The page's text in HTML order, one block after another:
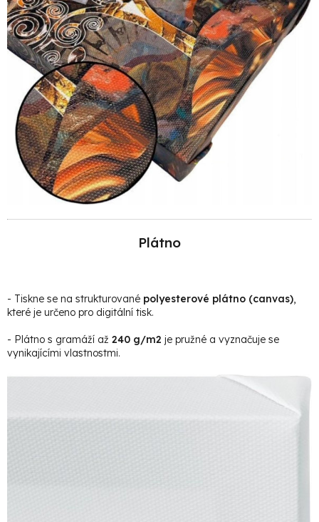
Plátno
- Tiskne se na strukturované polyesterové plátno (canvas)
které je určeno pro digitální tisk.
- Plátno s gramáží až 240 g/m2 je pružné a vyznačuje se
vynikajícími vlastnostmi.